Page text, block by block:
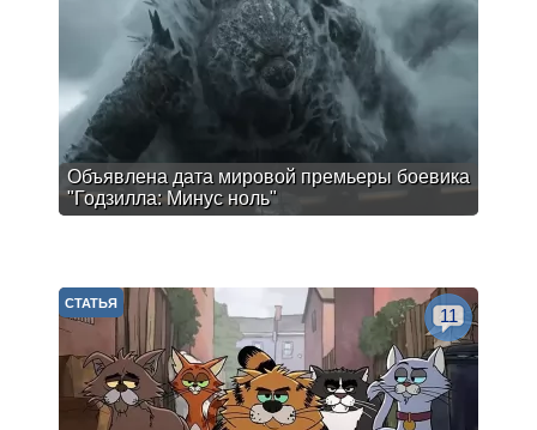
Объявлена дата мировой премьеры боевика
"Годзилла: Минус ноль"
СТАТЬЯ
11